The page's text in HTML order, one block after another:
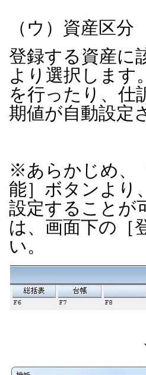
（ウ）資産区分
登録する資産に
より選択します
を行ったり、仕
期値が自動設定
※あらかじめ、
能］ボタンより
設定することが
は、画面下の［
い。